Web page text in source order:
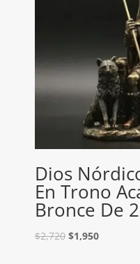
Dios
En Trono
Bronce De
$2,720 $1,950